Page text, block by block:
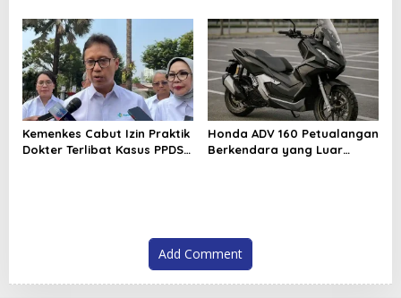
Program Gizi Masuk Pusaran
Hukum
Kemenkes Cabut Izin Praktik
Dokter Terlibat Kasus PPDS
Honda ADV 160 Petualangan
Berkendara yang Luar
Add Comment